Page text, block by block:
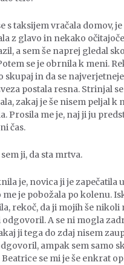
s taksijem vračala domov,
z glavo in nekako
a sem še naprej gledal
se je obrnila k meni.
skupaj in da se
postala resna. Strinjal
zakaj je še nisem peljal k
Prosila me je, naj ji ju
čas.
ji, da sta mrtva.
je, novica ji je zapečatila
me je pobožala po kolenu.
rekoč, da ji mojih še nikoli
odgovoril. A se ni mogla
ji tega do zdaj nisem
ampak sem samo
se mi je še enkrat